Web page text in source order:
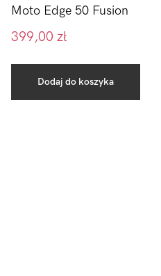
Moto Edge 50 Fusion
399,00 zł
Dodaj do koszyka